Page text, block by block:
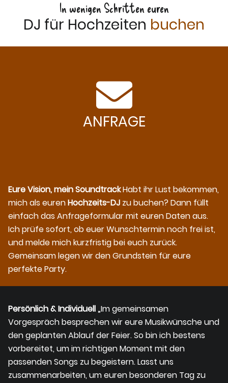
In wenigen Schritten euren
DJ für Hochzeiten buchen
ANFRAGE
Eure Vision, mein SoundtrackHabt ihr Lust bekommen,
mich als eurenHochzeits-DJ zu buchen? Dann füllt
einfach das Anfrageformular mit euren Daten aus.
Ich prüfe sofort, ob euer Wunschtermin noch frei ist,
und melde mich kurzfristig bei euch zurück.
Gemeinsam legen wir den Grundstein für eure
perfekte Party.
Persönlich & Individuell„Im gemeinsamen
Vorgespräch besprechen wir eure Musikwünsche und
den geplanten Ablauf der Feier. So bin ich bestens
vorbereitet, um im richtigen Moment mit den
passenden Songs zu begeistern. Lasst uns
zusammenarbeiten, um euren besonderen Tag zu